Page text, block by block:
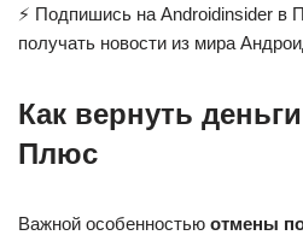
⚡ Подпишись на Androidinsider в
получать новости из мира
Как вернуть
Плюс
Важной особенностью отмены